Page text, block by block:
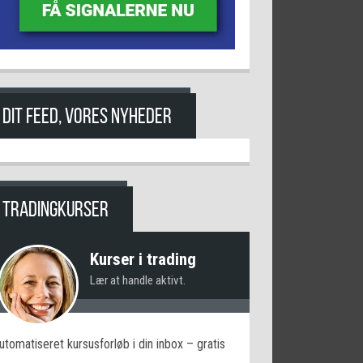
DIT FEED, VORES NYHEDER
TRADINGKURSER
Kurser i trading
Lær at handle aktivt.
kursusforløb i din inbox – gratis